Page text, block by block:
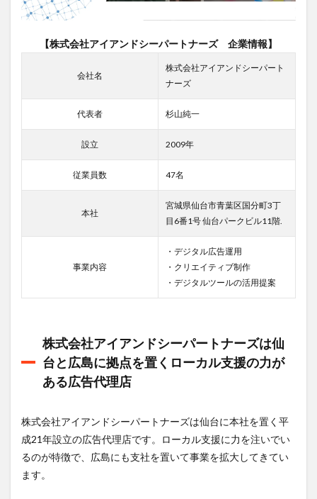
ーパ
ート
ナー
ズは
拠点
ある
ート
ナー
ズの
強み
はデ
ルク
イテ
ィブ
の改
善に
【株式会社アイアンドシーパートナーズ 企業情報】
会社名
株式会社アイアンドシーパート
ナーズ
代表者 杉山純一
設立 2009年
従業員数 47名
本社
宮城県仙台市青葉区国分町3丁
目6番1号 仙台パークビル11階.
事業内容
・デジタル広告運用
・クリエイティブ制作
・デジタルツールの活用提案
株式会社アイアンドシーパートナーズは仙
台と広島に拠点を置くローカル支援の力が
ある広告代理店
株式会社アイアンドシーパートナーズは仙台に本社を置く平
成21年設立の広告代理店です。ローカル支援に力を注いでい
るのが特徴で、広島にも支社を置いて事業を拡大してきてい
ます。